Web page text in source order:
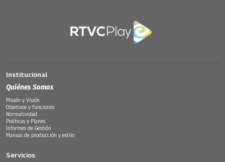
Institucional
Quiénes Somos
Misión y Visión
Objetivos y funciones
Normatividad
Políticas y Planes
Informes de Gestión
Manual de producción y estilo
Servicios